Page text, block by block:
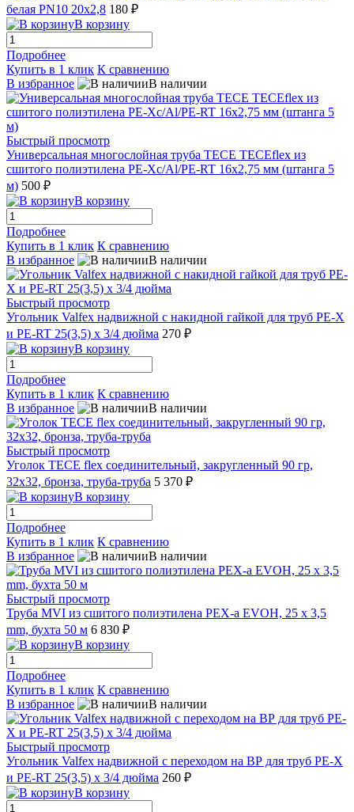
белая PN10 20x2,8 180 ₽
В корзину
Подробнее
Купить в 1 клик К сравнению
В избранное
В наличии
Быстрый просмотр
Универсальная многослойная труба TECE TECEflex из
сшитого полиэтилена PE-Xc/Al/PE-RT 16x2,75 мм (штанга 5
м) 500 ₽
В корзину
Подробнее
Купить в 1 клик К сравнению
В избранное
В наличии
Быстрый просмотр
Угольник Valfex надвижной с накидной гайкой для труб РЕ-Х
и PE-RT 25(3,5) х 3/4 дюйма 270 ₽
В корзину
Подробнее
Купить в 1 клик К сравнению
В избранное
В наличии
Быстрый просмотр
Уголок TECE flex соединительный, закругленный 90 гр,
32x32, бронза, труба-труба 5 370 ₽
В корзину
Подробнее
Купить в 1 клик К сравнению
В избранное
В наличии
Быстрый просмотр
Труба MVI из сшитого полиэтилена PEX-а EVOH, 25 x 3,5
mm, бухта 50 м 6 830 ₽
В корзину
Подробнее
Купить в 1 клик К сравнению
В избранное
В наличии
Быстрый просмотр
Угольник Valfex надвижной с переходом на ВР для труб РЕ-Х
и PE-RT 25(3,5) х 3/4 дюйма 260 ₽
В корзину